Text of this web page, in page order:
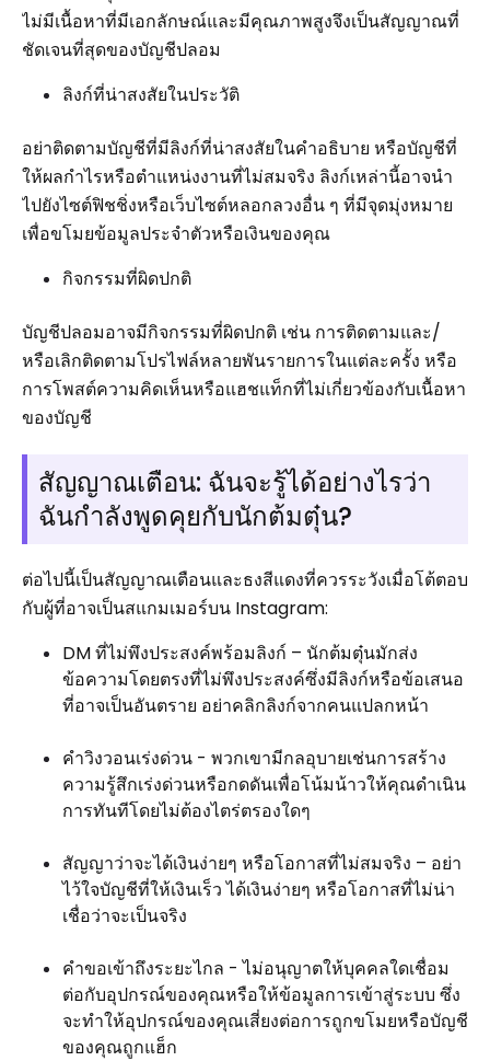
ไม่มีเนื้อหาที่มีเอกลักษณ์และมีคุณภาพสูงจึงเป็นสัญญาณที่
ชัดเจนที่สุดของบัญชีปลอม
ลิงก์ที่น่าสงสัยในประวัติ
อย่าติดตามบัญชีที่มีลิงก์ที่น่าสงสัยในคำอธิบาย หรือบัญชีที่
ให้ผลกำไรหรือตำแหน่งงานที่ไม่สมจริง ลิงก์เหล่านี้อาจนำ
ไปยังไซต์ฟิชชิ่งหรือเว็บไซต์หลอกลวงอื่น ๆ ที่มีจุดมุ่งหมาย
เพื่อขโมยข้อมูลประจำตัวหรือเงินของคุณ
กิจกรรมที่ผิดปกติ
บัญชีปลอมอาจมีกิจกรรมที่ผิดปกติ เช่น การติดตามและ/
หรือเลิกติดตามโปรไฟล์หลายพันรายการในแต่ละครั้ง หรือ
การโพสต์ความคิดเห็นหรือแฮชแท็กที่ไม่เกี่ยวข้องกับเนื้อหา
ของบัญชี
สัญญาณเตือน: ฉันจะรู้ได้อย่างไรว่า
ฉันกำลังพูดคุยกับนักต้มตุ๋น?
ต่อไปนี้เป็นสัญญาณเตือนและธงสีแดงที่ควรระวังเมื่อโต้ตอบ
กับผู้ที่อาจเป็นสแกมเมอร์บน Instagram:
DM ที่ไม่พึงประสงค์พร้อมลิงก์ – นักต้มตุ๋นมักส่ง
ข้อความโดยตรงที่ไม่พึงประสงค์ซึ่งมีลิงก์หรือข้อเสนอ
ที่อาจเป็นอันตราย อย่าคลิกลิงก์จากคนแปลกหน้า
คำวิงวอนเร่งด่วน - พวกเขามีกลอุบายเช่นการสร้าง
ความรู้สึกเร่งด่วนหรือกดดันเพื่อโน้มน้าวให้คุณดำเนิน
การทันทีโดยไม่ต้องไตร่ตรองใดๆ
สัญญาว่าจะได้เงินง่ายๆ หรือโอกาสที่ไม่สมจริง – อย่า
ไว้ใจบัญชีที่ให้เงินเร็ว ได้เงินง่ายๆ หรือโอกาสที่ไม่น่า
เชื่อว่าจะเป็นจริง
คำขอเข้าถึงระยะไกล - ไม่อนุญาตให้บุคคลใดเชื่อม
ต่อกับอุปกรณ์ของคุณหรือให้ข้อมูลการเข้าสู่ระบบ ซึ่ง
จะทำให้อุปกรณ์ของคุณเสี่ยงต่อการถูกขโมยหรือบัญชี
ของคุณถูกแฮ็ก